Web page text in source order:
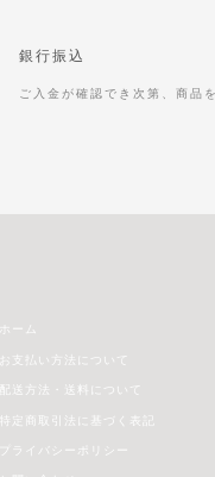
銀行振込
ご入金が確認でき次第、商品
ホーム
お支払い方法について
配送方法・送料について
特定商取引法に基づく表記
プライバシーポリシー